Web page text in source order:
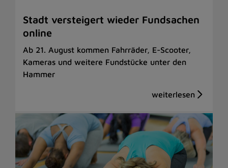
Stadt versteigert wieder Fundsachen
online
Ab 21. August kommen Fahrräder, E-Scooter,
Kameras und weitere Fundstücke unter den
Hammer